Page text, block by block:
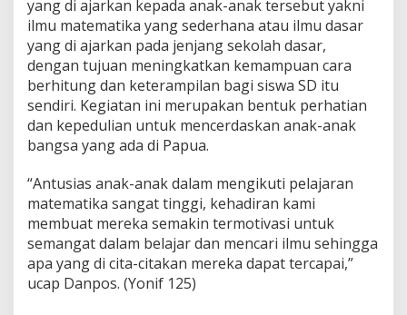
m
S
a
g
a
s
Y
o
n
f
1
2
5
S
M
yang di ajarkan kepada anak-anak tersebut yakni
ilmu matematika yang sederhana atau ilmu dasar
yang di ajarkan pada jenjang sekolah dasar,
dengan tujuan meningkatkan kemampuan cara
berhitung dan keterampilan bagi siswa SD itu
sendiri. Kegiatan ini merupakan bentuk perhatian
dan kepedulian untuk mencerdaskan anak-anak
bangsa yang ada di Papua.
“Antusias anak-anak dalam mengikuti pelajaran
matematika sangat tinggi, kehadiran kami
membuat mereka semakin termotivasi untuk
semangat dalam belajar dan mencari ilmu sehingga
apa yang di cita-citakan mereka dapat tercapai,”
ucap Danpos. (Yonif 125)